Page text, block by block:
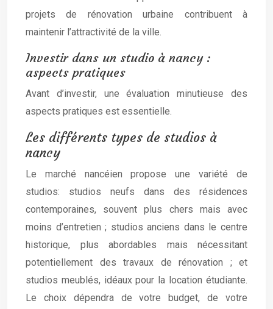
projets de rénovation urbaine contribuent à
maintenir l’attractivité de la ville.
Investir dans un studio à nancy :
aspects pratiques
Avant d’investir, une évaluation minutieuse des
aspects pratiques est essentielle.
Les différents types de studios à
nancy
Le marché nancéien propose une variété de
studios: studios neufs dans des résidences
contemporaines, souvent plus chers mais avec
moins d’entretien ; studios anciens dans le centre
historique, plus abordables mais nécessitant
potentiellement des travaux de rénovation ; et
studios meublés, idéaux pour la location étudiante.
Le choix dépendra de votre budget, de votre